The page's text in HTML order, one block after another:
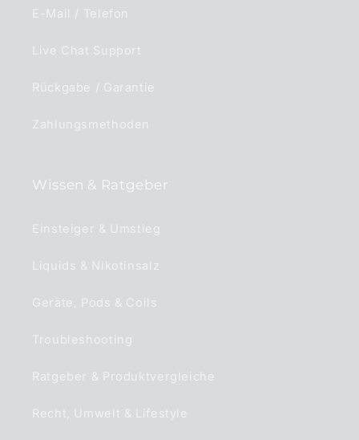
E-Mail / Telefon
Live Chat Support
Rückgabe / Garantie
Zahlungsmethoden
Wissen & Ratgeber
Einsteiger & Umstieg
Liquids & Nikotinsalz
Geräte, Pods & Coils
Troubleshooting
Ratgeber & Produktvergleiche
Recht, Umwelt & Lifestyle